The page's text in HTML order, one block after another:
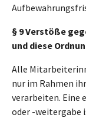
§ 9 Verstöße
und diese
Alle
nur im Rahmen
verarbeiten. Eine
oder -weitergabe